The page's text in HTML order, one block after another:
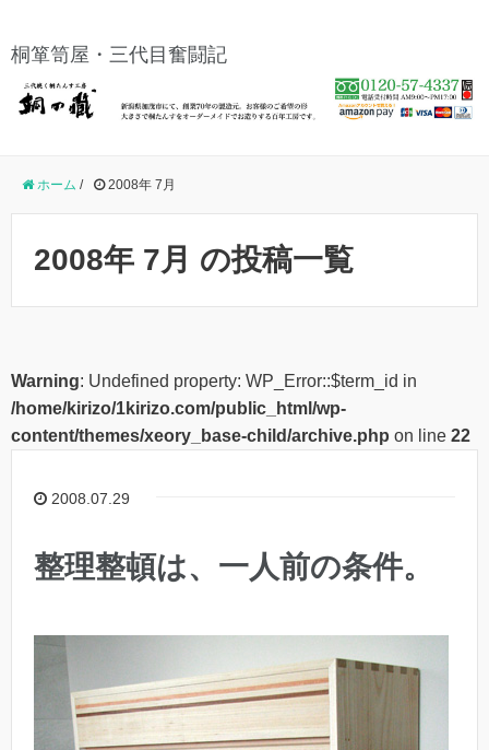
桐箪笥屋・三代目奮闘記
ホーム / 2008年 7月
2008年 7月 の投稿一覧
Warning: Undefined property: WP_Error::$term_id in
/home/kirizo/1kirizo.com/public_html/wp-
content/themes/xeory_base-child/archive.php on line 22
2008.07.29
整理整頓は、一人前の条件。